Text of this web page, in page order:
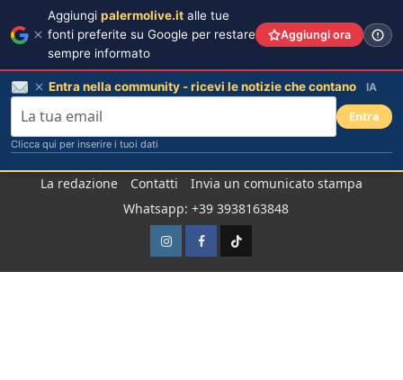
La redazione Contatti
Invia un comunicato stampa
Whatsapp: +39 3938163848
InstagramFacebook
TikTok
Aggiungi palermolive.it alle tue
fonti preferite su Google per restare
sempre informato
Aggiungi ora
Entra nella community - ricevi le notizie che contano IA
Entra
Clicca qui per inserire i tuoi dati